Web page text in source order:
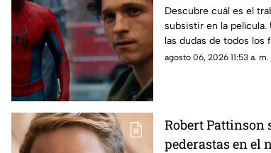
New Day?
Descubre cuál es el
subsistir en la película.
las dudas de todos los
agosto 06, 2026 11:53 a. m.
Robert Pattinson
pederastas en el